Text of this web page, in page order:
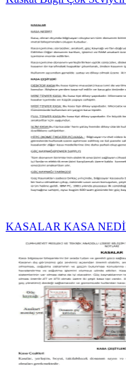
KASALAR KASA